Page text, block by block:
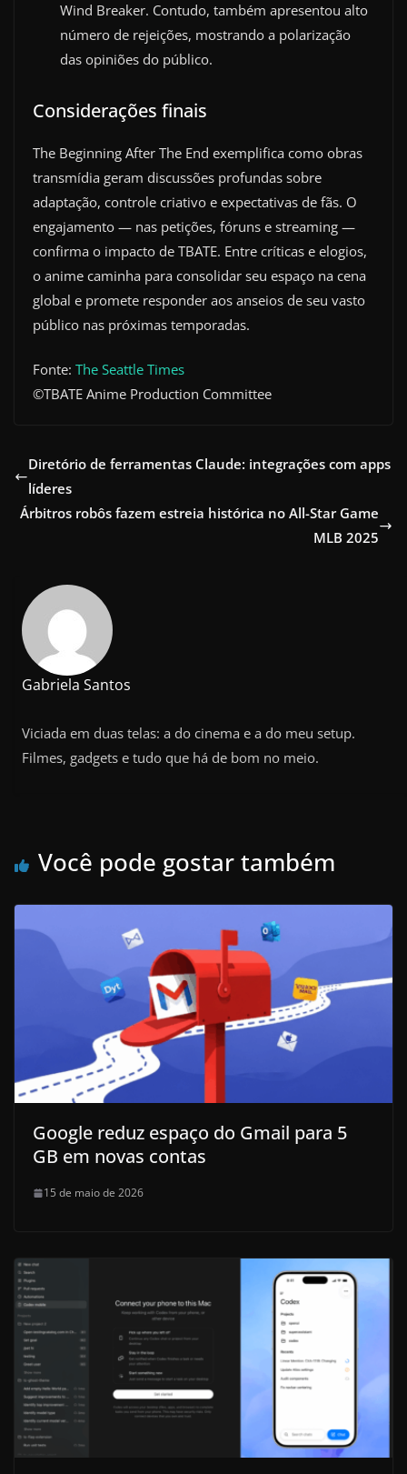
Wind Breaker. Contudo, também apresentou alto
número de rejeições, mostrando a polarização
das opiniões do público.
Considerações finais
The Beginning After The End exemplifica como obras
transmídia geram discussões profundas sobre
adaptação, controle criativo e expectativas de fãs. O
engajamento — nas petições, fóruns e streaming —
confirma o impacto de TBATE. Entre críticas e elogios,
o anime caminha para consolidar seu espaço na cena
global e promete responder aos anseios de seu vasto
público nas próximas temporadas.
Fonte: The Seattle Times
©TBATE Anime Production Committee
Diretório de ferramentas Claude: integrações com apps
líderes
Árbitros robôs fazem estreia histórica no All-Star Game
MLB 2025
Gabriela Santos
Viciada em duas telas: a do cinema e a do meu setup.
Filmes, gadgets e tudo que há de bom no meio.
Você pode gostar também
Google reduz espaço do Gmail para 5
GB em novas contas
15 de maio de 2026